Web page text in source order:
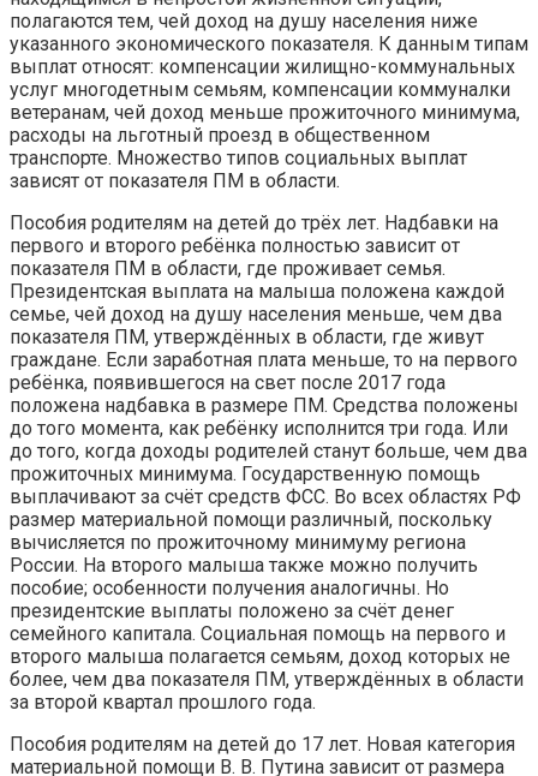
полагаются тем, чей доход на душу населения ниже
указанного экономического показателя. К данным типам
выплат относят: компенсации жилищно-коммунальных
услуг многодетным семьям, компенсации коммуналки
ветеранам, чей доход меньше прожиточного минимума,
расходы на льготный проезд в общественном
транспорте. Множество типов социальных выплат
зависят от показателя ПМ в области.
Пособия родителям на детей до трёх лет. Надбавки на
первого и второго ребёнка полностью зависит от
показателя ПМ в области, где проживает семья.
Президентская выплата на малыша положена каждой
семье, чей доход на душу населения меньше, чем два
показателя ПМ, утверждённых в области, где живут
граждане. Если заработная плата меньше, то на первого
ребёнка, появившегося на свет после 2017 года
положена надбавка в размере ПМ. Средства положены
до того момента, как ребёнку исполнится три года. Или
до того, когда доходы родителей станут больше, чем два
прожиточных минимума. Государственную помощь
выплачивают за счёт средств ФСС. Во всех областях РФ
размер материальной помощи различный, поскольку
вычисляется по прожиточному минимуму региона
России. На второго малыша также можно получить
пособие; особенности получения аналогичны. Но
президентские выплаты положено за счёт денег
семейного капитала. Социальная помощь на первого и
второго малыша полагается семьям, доход которых не
более, чем два показателя ПМ, утверждённых в области
за второй квартал прошлого года.
Пособия родителям на детей до 17 лет. Новая категория
материальной помощи В. В. Путина зависит от размера